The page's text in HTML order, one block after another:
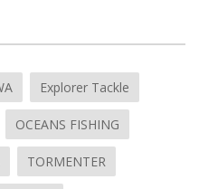
Explorer Tackle
OCEANS FISHING
TORMENTER